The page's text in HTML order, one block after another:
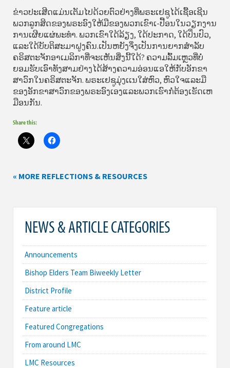
ຂ່າວປະເສີດແມ່ນເຕັມໄປດ້ວຍຕົວຢ່າງທີ່ພຣະເຢຊູໄດ້ເຊື້ອເຊີນ
ພວກລູກສິດຂອງພຣະອົງໃຫ້ມືຂອງພວກເຂົາເ-ປື້ອນໃນວຽກງານ
ການເຜີຍແຜ່ພະທຳ. ພວກເຂົາໃດ້ລ້ຽງ, ໃດ້ປະກາດ, ໃດ້ປິ່ນປົວ,
ແລະໃດ້ບັບຕິສະມາຝູງຄົນ.ເປັນຫຍັງຈຶ່ງເປັນການຍາກສຳລັບ
ຄຣິສຕະຈັກອາເມລິກາທີ່ຈະເຫັນສິ່ງນີ້ໃດ້? ຄວາມລົ້ມເຫຼວທີ່ບໍ່
ຍອມຮັບເອົາທັງສາມຢ່າງໄດ້ສ້າງຄວາມອ່ອນແອໃຫ້ກັບອັກຂາ
ສາວົກໃນຄຣິສຕະຈັກ. ພຣະເຢຊູມຸ່ງເເນໃສ່ຫົວ, ຫົວໃຈແລະມື
ຂອງອັກຂາສາວົກຂອງພຣະອົງເອງແລະພວກເຮົາກໍ່ຕ້ອງເຮັດເຫ
ມືອນກັນ.
Share this:
« MORE REFLECTIONS & RESOURCES
NEWS & ARTICLE CATEGORIES
Announcements
Bishop Elders Team Biweekly Letter
District Profile
Feature article
Featured Congregations
From around LMC
LMC Resources